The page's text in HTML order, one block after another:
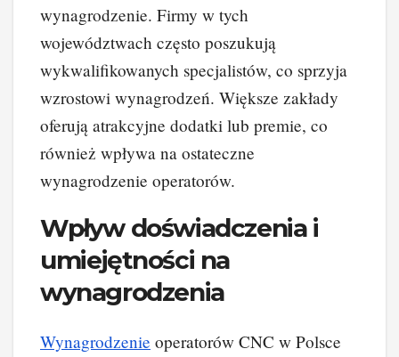
wynagrodzenie. Firmy w tych
województwach często poszukują
wykwalifikowanych specjalistów, co sprzyja
wzrostowi wynagrodzeń. Większe zakłady
oferują atrakcyjne dodatki lub premie, co
również wpływa na ostateczne
wynagrodzenie operatorów.
Wpływ doświadczenia i
umiejętności na
wynagrodzenia
Wynagrodzenie operatorów CNC w Polsce